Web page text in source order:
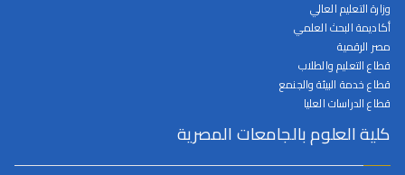
وزارة التعليم العالي
أكاديمة البحث العلمي
مصر الرقمية
قطاع التعليم والطلاب
قطاع خدمة البيئة والجنمع
قطاع الدراسات العليا
كلية العلوم بالجامعات المصرية